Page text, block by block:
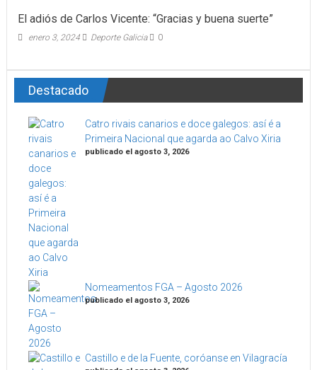
El adiós de Carlos Vicente: “Gracias y buena suerte”
enero 3, 2024 Deporte Galicia 0
Destacado
Catro rivais canarios e doce galegos: así é a
Primeira Nacional que agarda ao Calvo Xiria
publicado el agosto 3, 2026
Nomeamentos FGA – Agosto 2026
publicado el agosto 3, 2026
Castillo e de la Fuente, coróanse en Vilagracía